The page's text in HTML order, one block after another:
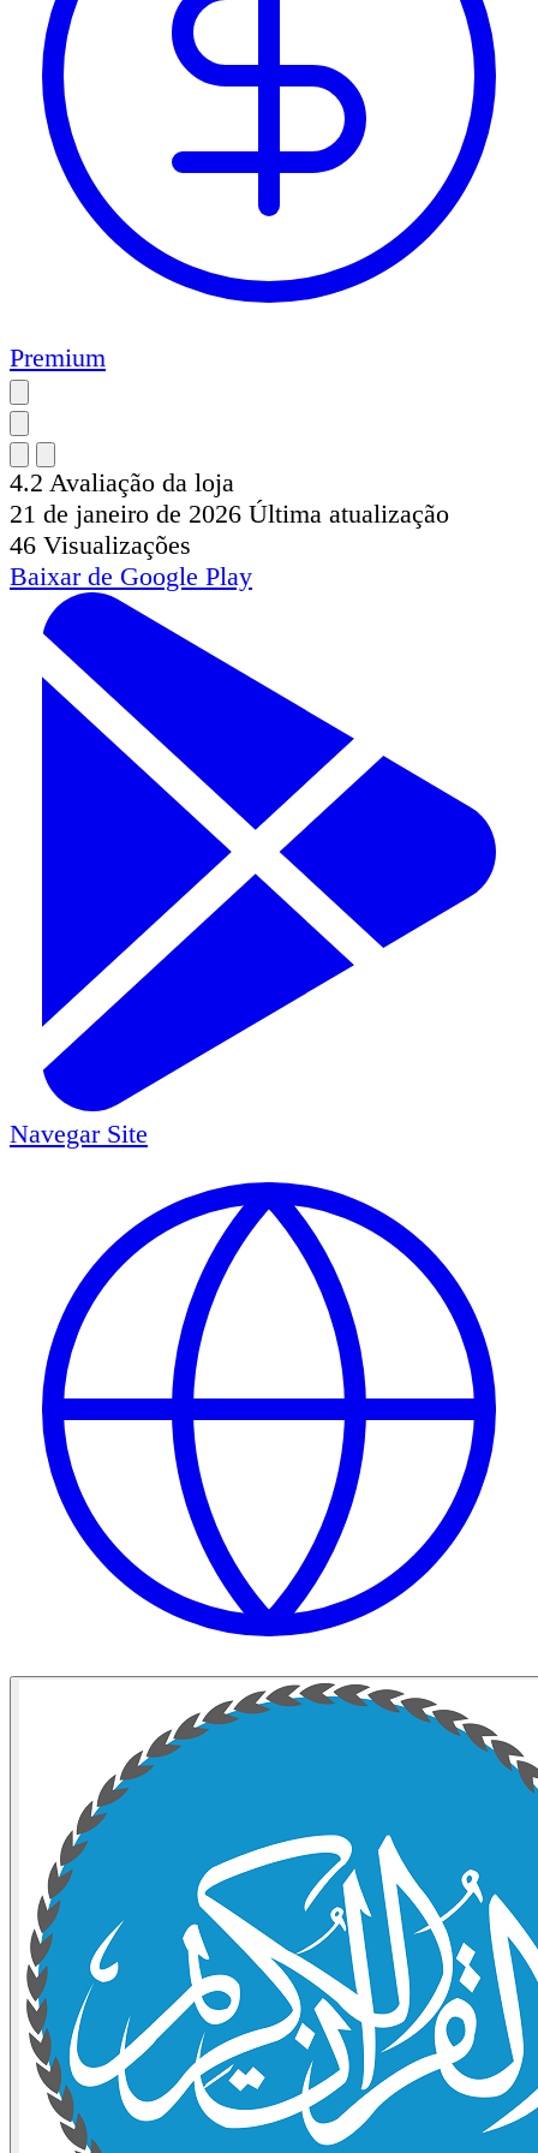
Premium
4.2 Avaliação da loja
21 de janeiro de 2026 Última atualização
46 Visualizações
Baixar de Google Play
Navegar Site